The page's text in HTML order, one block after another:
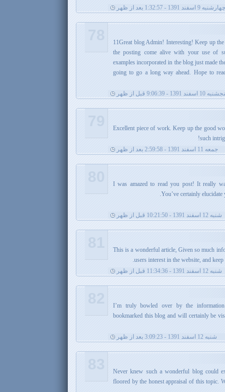
چهارشنبه 9 اسفند 1391 - 1:32:57 بعد از ظهر
11Great blog Admin! Interesting! Keep up
the posting come alive with your use of
examples incorporated in the blog just made
going to go a long way ahead. Hope to
10 اسفند 1391 - 9:06:39 قبل از ظهر
Excellent piece of work. Keep up the good
such
جمعه 11 اسفند 1391 - 2:59:58 بعد از ظهر
. I was amazed to read you post! It really
You’ve certainly
شنبه 12 اسفند 1391 - 10:21:50 قبل از ظهر
This is a wonderful article, Given so much
users interest in the website, and
شنبه 12 اسفند 1391 - 11:34:36 قبل از ظهر
. I’m truly bowled over by the
bookmarked this blog and will certainly be
شنبه 12 اسفند 1391 - 3:09:23 بعد از ظهر
Never knew such a wonderful blog could
floored by the honest appraisal of this topic.